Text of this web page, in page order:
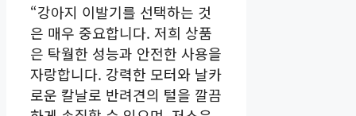
“강아지 이발기를 선택하는 것
은 매우 중요합니다. 저희 상품
은 탁월한 성능과 안전한 사용을
자랑합니다. 강력한 모터와 날카
로운 칼날로 반려견의 털을 깔끔